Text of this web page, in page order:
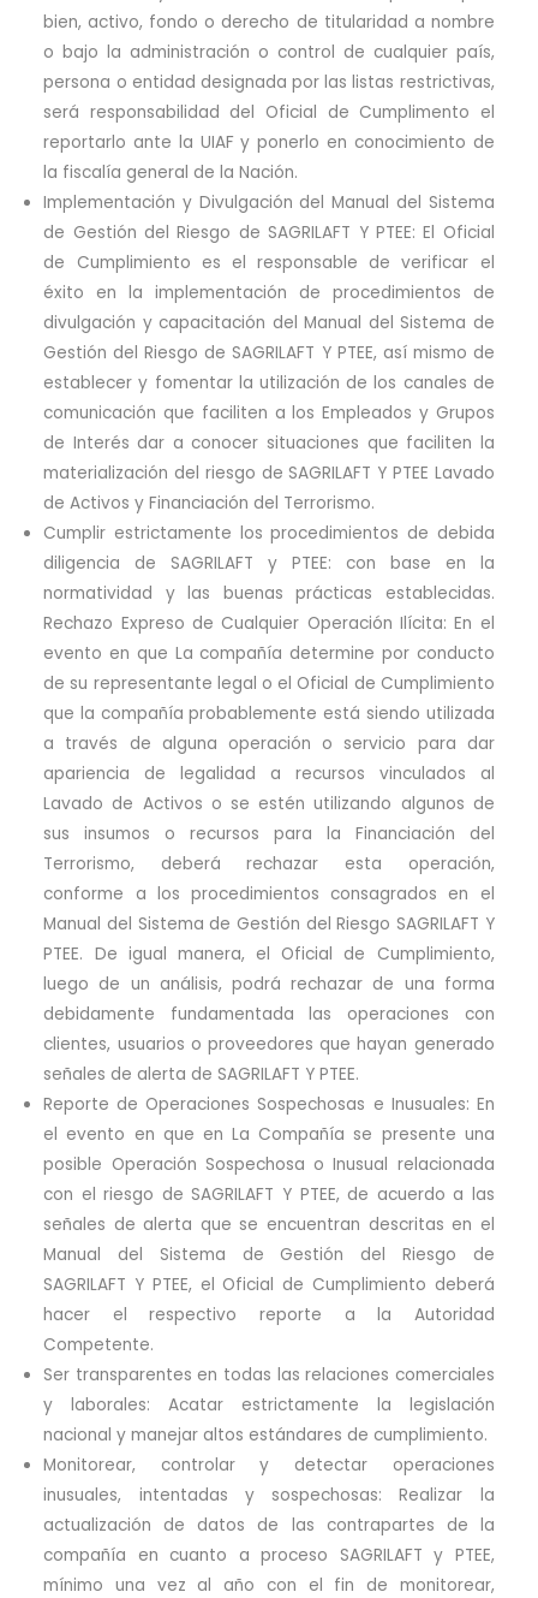
bien, activo, fondo o derecho de titularidad a nombre
o bajo la administración o control de cualquier país,
persona o entidad designada por las listas restrictivas,
será responsabilidad del Oficial de Cumplimento el
reportarlo ante la UIAF y ponerlo en conocimiento de
la fiscalía general de la Nación.
Implementación y Divulgación del Manual del Sistema
de Gestión del Riesgo de SAGRILAFT Y PTEE: El Oficial
de Cumplimiento es el responsable de verificar el
éxito en la implementación de procedimientos de
divulgación y capacitación del Manual del Sistema de
Gestión del Riesgo de SAGRILAFT Y PTEE, así mismo de
establecer y fomentar la utilización de los canales de
comunicación que faciliten a los Empleados y Grupos
de Interés dar a conocer situaciones que faciliten la
materialización del riesgo de SAGRILAFT Y PTEE Lavado
de Activos y Financiación del Terrorismo.
Cumplir estrictamente los procedimientos de debida
diligencia de SAGRILAFT y PTEE: con base en la
normatividad y las buenas prácticas establecidas.
Rechazo Expreso de Cualquier Operación Ilícita: En el
evento en que La compañía determine por conducto
de su representante legal o el Oficial de Cumplimiento
que la compañía probablemente está siendo utilizada
a través de alguna operación o servicio para dar
apariencia de legalidad a recursos vinculados al
Lavado de Activos o se estén utilizando algunos de
sus insumos o recursos para la Financiación del
Terrorismo, deberá rechazar esta operación,
conforme a los procedimientos consagrados en el
Manual del Sistema de Gestión del Riesgo SAGRILAFT Y
PTEE. De igual manera, el Oficial de Cumplimiento,
luego de un análisis, podrá rechazar de una forma
debidamente fundamentada las operaciones con
clientes, usuarios o proveedores que hayan generado
señales de alerta de SAGRILAFT Y PTEE.
Reporte de Operaciones Sospechosas e Inusuales: En
el evento en que en La Compañía se presente una
posible Operación Sospechosa o Inusual relacionada
con el riesgo de SAGRILAFT Y PTEE, de acuerdo a las
señales de alerta que se encuentran descritas en el
Manual del Sistema de Gestión del Riesgo de
SAGRILAFT Y PTEE, el Oficial de Cumplimiento deberá
hacer el respectivo reporte a la Autoridad
Competente.
Ser transparentes en todas las relaciones comerciales
y laborales: Acatar estrictamente la legislación
nacional y manejar altos estándares de cumplimiento.
Monitorear, controlar y detectar operaciones
inusuales, intentadas y sospechosas: Realizar la
actualización de datos de las contrapartes de la
compañía en cuanto a proceso SAGRILAFT y PTEE,
mínimo una vez al año con el fin de monitorear,